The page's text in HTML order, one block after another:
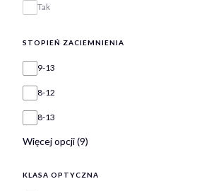
Tak
STOPIEŃ ZACIEMNIENIA
Stopień zaciemnienia
9-13
8-12
8-13
Więcej opcji (9)
KLASA OPTYCZNA